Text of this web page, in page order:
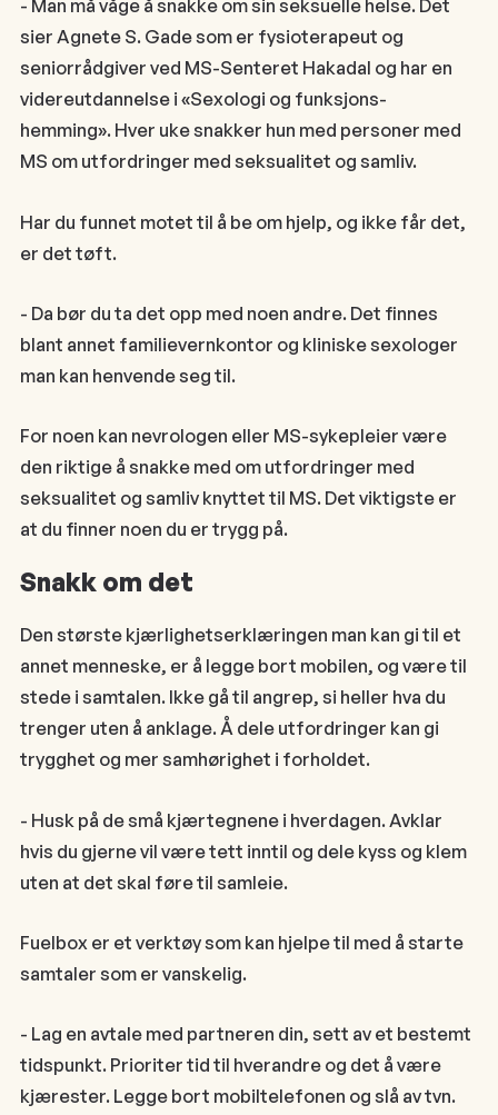
- Man må våge å snakke om sin seksuelle helse. Det
sier Agnete S. Gade som er fysioterapeut og
seniorrådgiver ved MS-Senteret Hakadal og har en
videreutdannelse i «Sexologi og funksjons-
hemming». Hver uke snakker hun med personer med
MS om utfordringer med seksualitet og samliv.
Har du funnet motet til å be om hjelp, og ikke får det,
er det tøft.
- Da bør du ta det opp med noen andre. Det finnes
blant annet familievernkontor og kliniske sexologer
man kan henvende seg til.
For noen kan nevrologen eller MS-sykepleier være
den riktige å snakke med om utfordringer med
seksualitet og samliv knyttet til MS. Det viktigste er
at du finner noen du er trygg på.
Snakk om det
Den største kjærlighetserklæringen man kan gi til et
annet menneske, er å legge bort mobilen, og være til
stede i samtalen. Ikke gå til angrep, si heller hva du
trenger uten å anklage. Å dele utfordringer kan gi
trygghet og mer samhørighet i forholdet.
- Husk på de små kjærtegnene i hverdagen. Avklar
hvis du gjerne vil være tett inntil og dele kyss og klem
uten at det skal føre til samleie.
Fuelbox er et verktøy som kan hjelpe til med å starte
samtaler som er vanskelig.
- Lag en avtale med partneren din, sett av et bestemt
tidspunkt. Prioriter tid til hverandre og det å være
kjærester. Legge bort mobiltelefonen og slå av tvn.